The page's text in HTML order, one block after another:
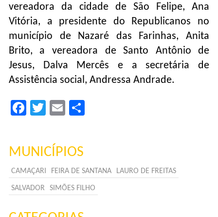
vereadora da cidade de São Felipe, Ana
Vitória, a presidente do Republicanos no
município de Nazaré das Farinhas, Anita
Brito, a vereadora de Santo Antônio de
Jesus, Dalva Mercês e a secretária de
Assistência social, Andressa Andrade.
Facebook
TwitterEmail
MUNICÍPIOS
CAMAÇARI FEIRA DE SANTANA LAURO DE FREITAS
SALVADOR SIMÕES FILHO